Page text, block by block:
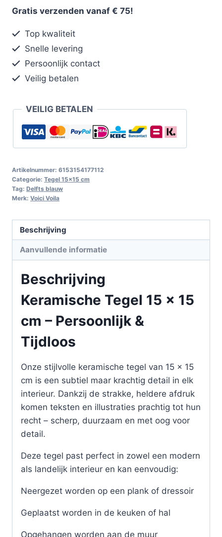
Gratis verzenden vanaf € 75!
Top kwaliteit
Snelle levering
Persoonlijk contact
Veilig betalen
VEILIG BETALEN
Artikelnummer: 6153154177112
Categorie: Tegel 15x15 cm
Tag: Delfts blauw
Merk: Voici Voila
Beschrijving
Aanvullende informatie
Beschrijving
Keramische Tegel 15 x 15
cm – Persoonlijk &
Tijdloos
Onze stijlvolle keramische tegel van 15 x 15
cm is een subtiel maar krachtig detail in elk
interieur. Dankzij de strakke, heldere afdruk
komen teksten en illustraties prachtig tot hun
recht – scherp, duurzaam en met oog voor
detail.
Deze tegel past perfect in zowel een modern
als landelijk interieur en kan eenvoudig:
Neergezet worden op een plank of dressoir
Geplaatst worden in de keuken of hal
Opgehangen worden aan de muur